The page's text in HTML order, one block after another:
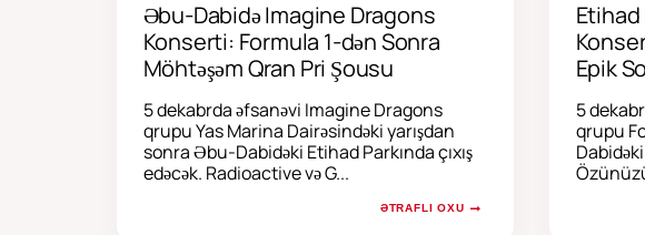
Əbu-Dabidə Imagine Dragons
Konserti: Formula 1-dən Sonra
Möhtəşəm Qran Pri Şousu
5 dekabrda əfsanəvi Imagine Dragons
qrupu Yas Marina Dairəsindəki yarışdan
sonra Əbu-Dabidəki Etihad Parkında çıxış
edəcək. Radioactive və G...
ƏTRAFLI OXU
Etihad
Epik
5
qrupu